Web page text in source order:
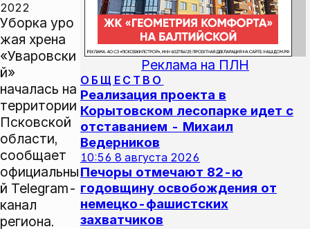
2022
Уборка уро
жая хрена
«Уваровски
й»
началась на
территории
Псковской
области,
сообщает
официальны
й Telegram-
канал
региона.
Реклама на ПЛН
ОБЩЕСТВО
Реализация проекта в
Корытовском лесопарке идет с
отставанием - Михаил
Ведерников
10:56 8 августа 2026
Печоры отмечают 82-ю
годовщину освобождения от
немецко-фашистских
захватчиков